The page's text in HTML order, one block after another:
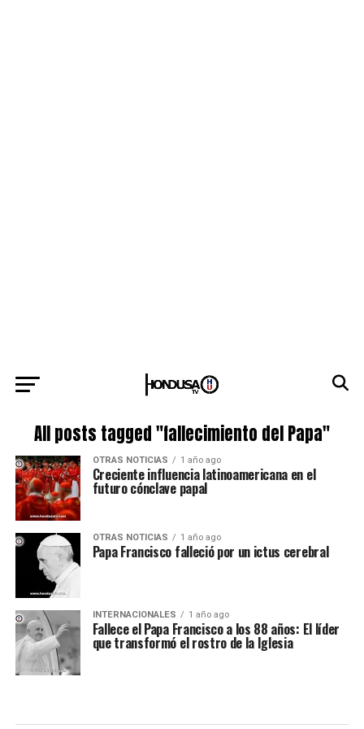
All posts tagged "fallecimiento del Papa"
OTRAS NOTICIAS 1 año ago
Creciente influencia latinoamericana en el
futuro cónclave papal
OTRAS NOTICIAS 1 año ago
Papa Francisco falleció por un ictus cerebral
INTERNACIONALES 1 año ago
Fallece el Papa Francisco a los 88 años: El líder
que transformó el rostro de la Iglesia